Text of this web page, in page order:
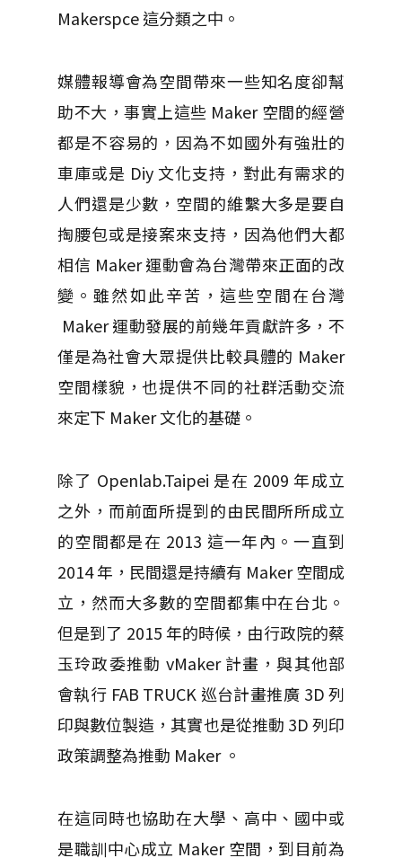
Makerspce 這分類之中。
媒體報導會為空間帶來一些知名度卻幫
助不大，事實上這些 Maker 空間的經營
都是不容易的，因為不如國外有強壯的
車庫或是 Diy 文化支持，對此有需求的
人們還是少數，空間的維繫大多是要自
掏腰包或是接案來支持，因為他們大都
相信 Maker 運動會為台灣帶來正面的改
變。雖然如此辛苦，這些空間在台灣
Maker 運動發展的前幾年貢獻許多，不
僅是為社會大眾提供比較具體的 Maker
空間樣貌，也提供不同的社群活動交流
來定下 Maker 文化的基礎。
除了 Openlab.Taipei 是在 2009 年成立
之外，而前面所提到的由民間所所成立
的空間都是在 2013 這一年內。一直到
2014 年，民間還是持續有 Maker 空間成
立，然而大多數的空間都集中在台北。
但是到了 2015 年的時候，由行政院的蔡
玉玲政委推動 vMaker 計畫，與其他部
會執行 FAB TRUCK 巡台計畫推廣 3D 列
印與數位製造，其實也是從推動 3D 列印
政策調整為推動 Maker 。
在這同時也協助在大學、高中、國中或
是職訓中心成立 Maker 空間，到目前為